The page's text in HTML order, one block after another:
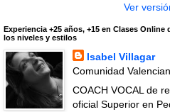
Ver
Experiencia +25 años, +15 en Clases Online
los niveles y estilos
Isabel Villagar
Comunidad
COACH VOCAL de
oficial Superior en